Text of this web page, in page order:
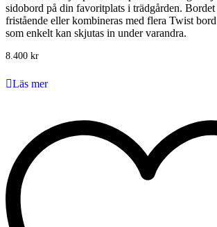
sidobord på din favoritplats i trädgården. Bordet
fristående eller kombineras med flera Twist
som enkelt kan skjutas in under varandra.
8.400 kr
Läs mer